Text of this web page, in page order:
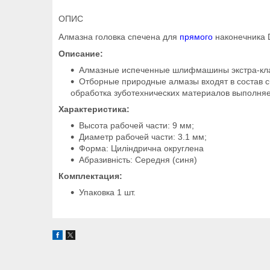
ОПИС
Алмазна головка спечена для прямого наконечника
Описание:
Алмазные испеченные шлифмашины экстра-
Отборные природные алмазы входят в состав
обработка зуботехнических материалов
Характеристика:
Высота рабочей части: 9 мм;
Диаметр рабочей части: 3.1 мм;
Форма: Циліндрична округлена
Абразивність: Середня (синя)
Комплектация:
Упаковка 1 шт.